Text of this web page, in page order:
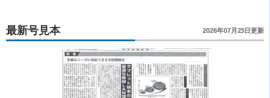
最新号見本 2026年07月23日更新